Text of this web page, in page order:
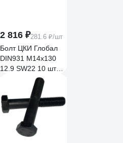
2 816 ₽281.6 ₽/шт
Болт ЦКИ Глобал
DIN931 М14х130
12.9 SW22 10 шт